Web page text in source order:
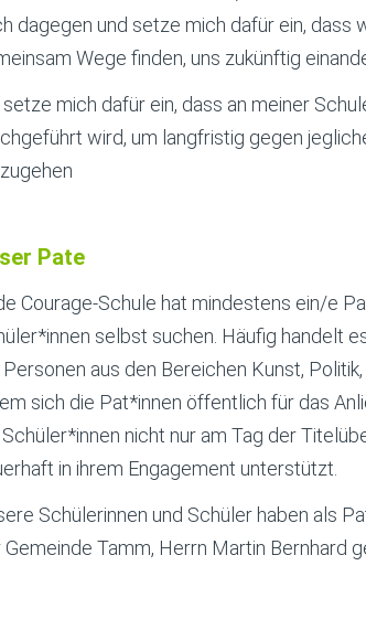
dagegen und setze mich dafür ein,
Wege finden, uns zukünftig
mich dafür ein, dass an meiner
wird, um langfristig gegen
Pate
Courage-Schule hat mindestens ein/e
selbst suchen. Häufig handelt
aus den Bereichen Kunst,
sich die Pat*innen öffentlich für das
nicht nur am Tag der
in ihrem Engagement unterstützt.
Schülerinnen und Schüler haben als
Gemeinde Tamm, Herrn Martin Bernhard